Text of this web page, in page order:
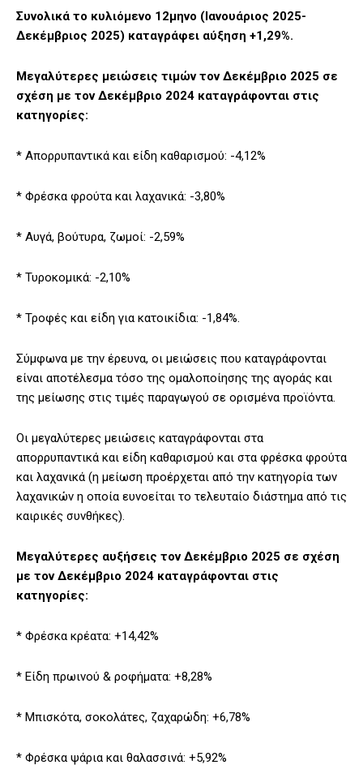
Συνολικά το κυλιόμενο 12μηνο (Ιανουάριος 2025-
Δεκέμβριος 2025) καταγράφει αύξηση +1,29%.
Μεγαλύτερες μειώσεις τιμών τον Δεκέμβριο 2025 σε
σχέση με τον Δεκέμβριο 2024 καταγράφονται στις
κατηγορίες:
* Απορρυπαντικά και είδη καθαρισμού: -4,12%
* Φρέσκα φρούτα και λαχανικά: -3,80%
* Αυγά, βούτυρα, ζωμοί: -2,59%
* Τυροκομικά: -2,10%
* Τροφές και είδη για κατοικίδια: -1,84%.
Σύμφωνα με την έρευνα, οι μειώσεις που καταγράφονται
είναι αποτέλεσμα τόσο της ομαλοποίησης της αγοράς και
της μείωσης στις τιμές παραγωγού σε ορισμένα προϊόντα.
Οι μεγαλύτερες μειώσεις καταγράφονται στα
απορρυπαντικά και είδη καθαρισμού και στα φρέσκα φρούτα
και λαχανικά (η μείωση προέρχεται από την κατηγορία των
λαχανικών η οποία ευνοείται το τελευταίο διάστημα από τις
καιρικές συνθήκες).
Μεγαλύτερες αυξήσεις τον Δεκέμβριο 2025 σε σχέση
με τον Δεκέμβριο 2024 καταγράφονται στις
κατηγορίες:
* Φρέσκα κρέατα: +14,42%
* Είδη πρωινού & ροφήματα: +8,28%
* Μπισκότα, σοκολάτες, ζαχαρώδη: +6,78%
* Φρέσκα ψάρια και θαλασσινά: +5,92%